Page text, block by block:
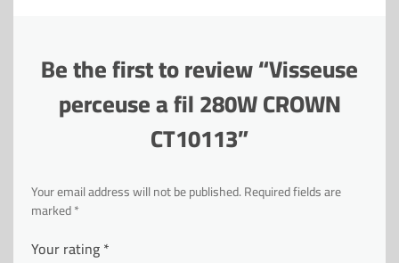
Be the first to review “Visseuse
perceuse a fil 280W CROWN
CT10113”
Your email address will not be published.Required fields are
marked*
Your rating*